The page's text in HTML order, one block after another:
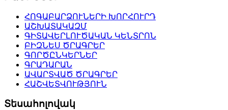
ՀՈԳԱԲԱՐՁՈՒՆԵՐԻ ԽՈՐՀՈՒՐԴ
ԱՇԽԱՏԱԿԱԶՄ
ԳԻՏԱՎԵՐԼՈՒԾԱԿԱՆ ԿԵՆՏՐՈՆ
ԲԻԶՆԵՍ ԾՐԱԳՐԵՐ
ԳՈՐԾԸՆԿԵՐՆԵՐ
ԳՐԱԴԱՐԱՆ
ԱՎԱՐՏՎԱԾ ԾՐԱԳՐԵՐ
ՀԱՇՎԵՏՎՈՒԹՅՈՒՆ
Տեսահոլովակ